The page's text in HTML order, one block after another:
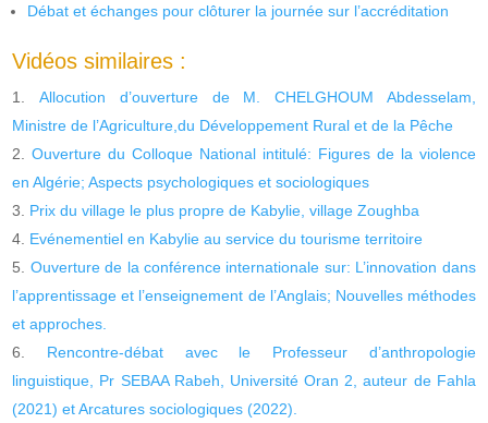
Débat et échanges pour clôturer la journée sur l’accréditation
Vidéos similaires :
Allocution d’ouverture de M. CHELGHOUM Abdesselam,
Ministre de l’Agriculture,du Développement Rural et de la Pêche
Ouverture du Colloque National intitulé: Figures de la violence
en Algérie; Aspects psychologiques et sociologiques
Prix du village le plus propre de Kabylie, village Zoughba
Evénementiel en Kabylie au service du tourisme territoire
Ouverture de la conférence internationale sur: L’innovation dans
l’apprentissage et l’enseignement de l’Anglais; Nouvelles méthodes
et approches.
Rencontre-débat avec le Professeur d’anthropologie
linguistique, Pr SEBAA Rabeh, Université Oran 2, auteur de Fahla
(2021) et Arcatures sociologiques (2022).